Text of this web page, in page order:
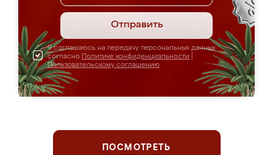
Отправить
Я соглашаюсь на передачу персональных данных
согласно Политике конфиденциальности
Пользовательскому соглашению
ПОСМОТРЕТЬ